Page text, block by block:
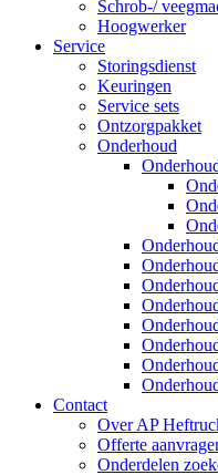
Schrob-/
Hoogwerker
Service
Storingsdienst
Keuringen
Service sets
Ontzorgpakket
Onderhoud
Contact
Over AP
Offerte
Onderdelen